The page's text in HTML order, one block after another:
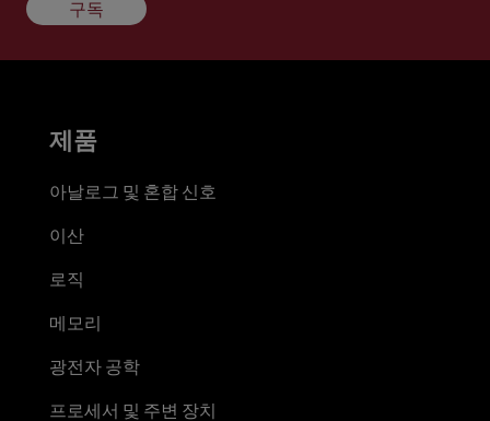
구독
제품
아날로그 및 혼합 신호
이산
로직
메모리
광전자 공학
프로세서 및 주변 장치